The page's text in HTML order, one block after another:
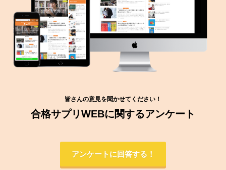
皆さんの意見を聞かせてください！
合格サプリWEBに関するアンケート
アンケートに回答する！